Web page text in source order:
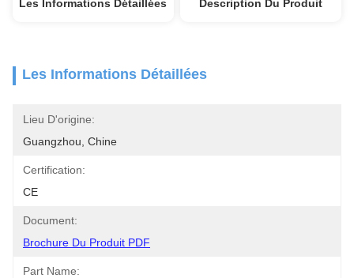
Les Informations Détaillées Description Du Produit
Les Informations Détaillées
Lieu D'origine:
Guangzhou, Chine
Certification:
CE
Document:
Brochure Du Produit PDF
Part Name: